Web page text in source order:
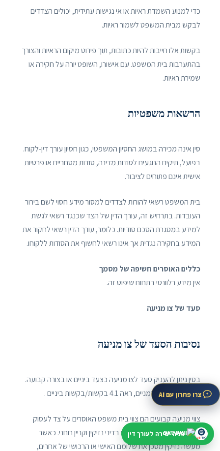
כדי למנוע השמדת ראיות או אי נגישות עתידית, יכולים הצדדים
לבקש מבית המשפט לשמור ראיות.
בקשות אלו חייבות להיות כתובות, תוך פירוט מיקום הראיות והצורך
בהתערבות בית המשפט. עם אישורו, השופט יורה על חקירה או
שמירת ראיות.
הרשאות משפטיות
סין אינה מכירה במושג החסיון המשפטי, כגון חסיון עורך דין-לקוח.
בפועל, תיקים הנוגעים לסודות מדינה, סודות מסחריים או פרטיות
אישית אינם פתוחים לציבור.
בית המשפט רשאי להורות לצדדים למסור מידע חסוי לשם בירור
העובדות. בתרחיש זה, עורך הדין של הצד שכנגד רשאי לגשת
למידע במסגרת הסכם סודיות. כלומר, עורך הדין רשאי לחקור את
המידע בחקירה נגדית אך אינו רשאי לחשוף את הסודות ללקוחו.
כללים האוסרים חשיפה של מסמך
אין מידע רלוונטי בתחום שיפוט זה.
סעד של צו מניעה
נסיבות הסעד של צו מניעה
בסין ניתן להעניק סעד לצו מניעה כצעד ביניים או בצורה קבועה.
לעניין צווי מניעה זמניים, ראה 4.1 בקשות/בקשות ביניים .
צווי מניעה קבועים הם צווי בית משפט האוסרים על צד לעסוק
בפעילות מסוימת. הם נפוצים בדיני נזיקין וקניין רוחני. כאשר
מעשה נזיקין מסכן את שלומם האישי או הרכושי של אחרים,
צרו פתרון עם AI
פניה ישירה לעורך דין